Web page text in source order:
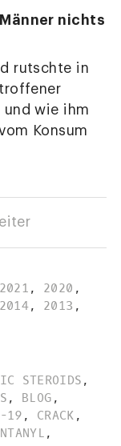
nichts
rutschte in
wie ihm
Konsum
2021 , 2020 ,
2014, 2013 ,
STEROIDS ,
, BLOG ,
19, CRACK ,
,